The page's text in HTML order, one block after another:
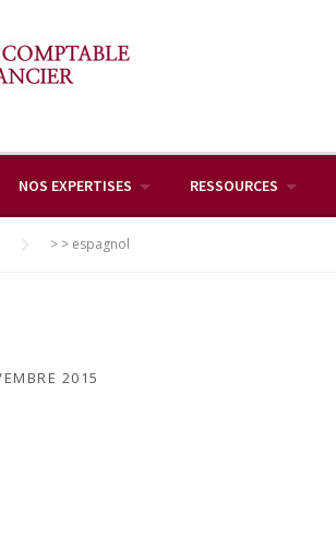
NOS EXPERTISES RESSOURCES
> > espagnol
2015